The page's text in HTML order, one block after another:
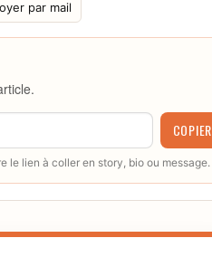
par mail
COPIER
le lien à coller en story, bio ou message.